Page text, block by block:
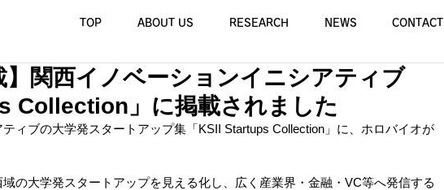
TOP ABOUT US RESEARCH NEWS CONTACT
】関西イノベーションイニシアティブ
Collection」に掲載されました
ィブの大学発スタートアップ集「KSII Startups Collection」に、ホロバイオが
の大学発スタートアップを見える化し、広く産業界・金融・VC等へ発信する